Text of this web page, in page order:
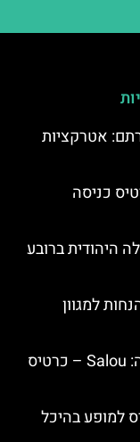
אטרקציות
כניסה
היהודית ברובע
למגוון
פארק המים PortAventura בברצלונה: Salou – כרטיס
למופע בהיכל